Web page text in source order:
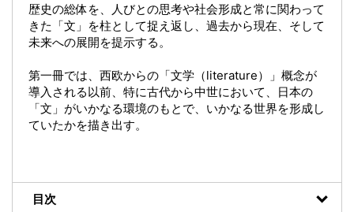
歴史の総体を、人びとの思考や社会形成と常に関わって
きた「文」を柱として捉え返し、過去から現在、そして
未来への展開を提示する。
第一冊では、西欧からの「文学（literature）」概念が
導入される以前、特に古代から中世において、日本の
「文」がいかなる環境のもとで、いかなる世界を形成し
ていたかを描き出す。
目次